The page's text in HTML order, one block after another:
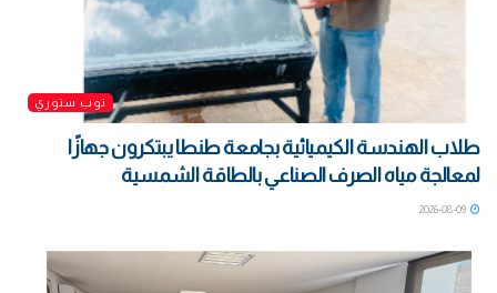
توب ستوري
طلاب الهندسة الكيميائية بجامعة طنطا يبتكرون جهازًا
لمعالجة مياه الصرف الصناعي بالطاقة الشمسية